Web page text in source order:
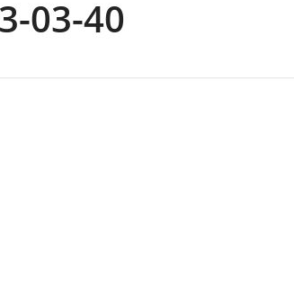
03-40